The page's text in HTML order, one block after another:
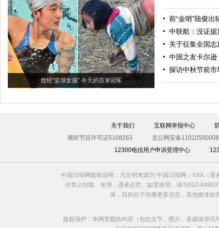
曾经“篮球女孩” 今天的百米冠军
前“金哨”陆俊出
中联航：没证据
关于征集全国
中国之友卡尔逊
探访中秋节前市
关于我们 互联网举报中心
视听节目许可证0108263
京公网安备
12300电信用户申诉受理中心
中国日报网版权说明：凡注明来源为“中国日报网：XXX（
许禁止转载、使用，违者必究。如需使用，请与010-
体，目的在于传播更多信息，其他媒体
版权保护：本网登载的内容（包括文字、图片、多媒体资